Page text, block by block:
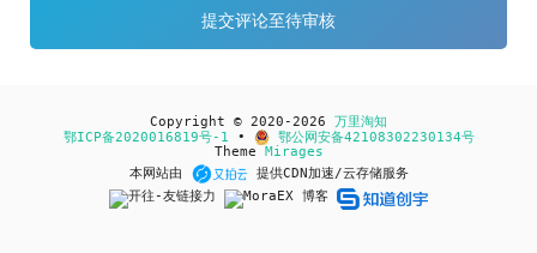
Copyright © 2020-2026 万里淘知
鄂ICP备2020016819号-1 •
鄂公网安备42108302230134号
Theme Mirages
本网站由
提供CDN加速/云存储服务